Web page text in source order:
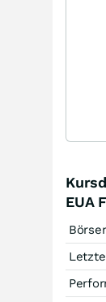
EUA